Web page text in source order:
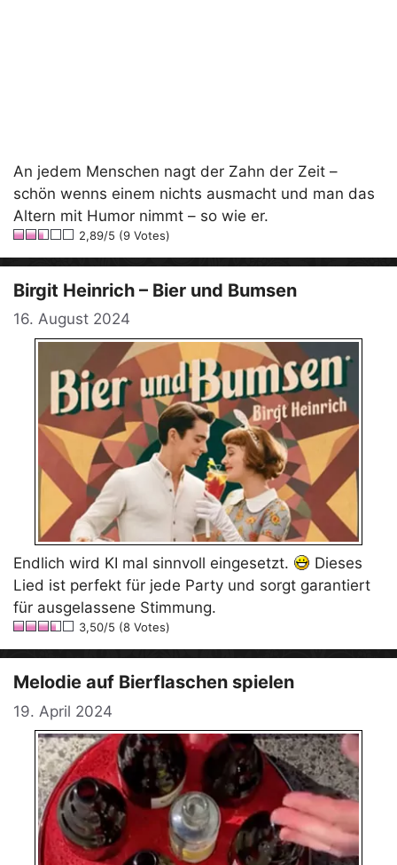
An jedem Menschen nagt der Zahn der Zeit –
schön wenns einem nichts ausmacht und man das
Altern mit Humor nimmt – so wie er.
2,89/5 (9 Votes)
Birgit Heinrich – Bier und Bumsen
16. August 2024
Endlich wird KI mal sinnvoll eingesetzt.
Dieses
Lied ist perfekt für jede Party und sorgt garantiert
für ausgelassene Stimmung.
3,50/5 (8 Votes)
Melodie auf Bierflaschen spielen
19. April 2024